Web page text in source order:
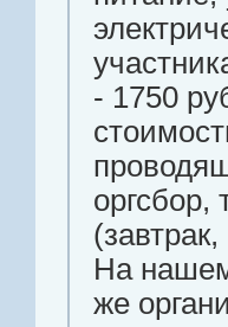
- 1750
оргсбор,
На нашем
же